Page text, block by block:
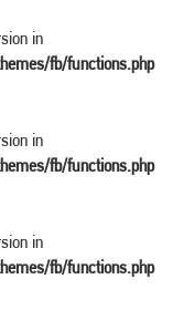
in
fb/functions.php
in
fb/functions.php
in
fb/functions.php